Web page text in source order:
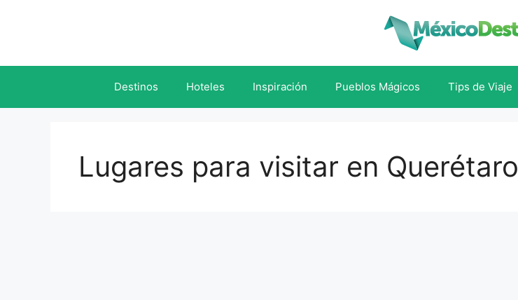
Destinos Hoteles Inspiración Pueblos Mágicos Tips de Viaje
Lugares para visitar en Querétaro